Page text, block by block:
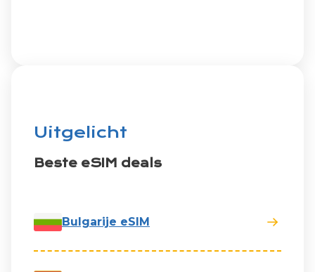
Uitgelicht
Beste eSIM deals
Bulgarije eSIM